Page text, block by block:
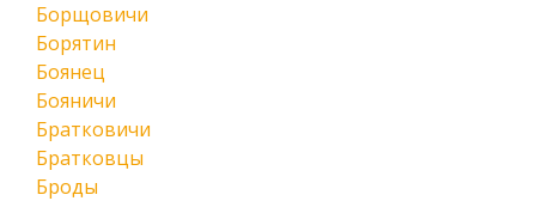
Борщовичи
Борятин
Боянец
Бояничи
Братковичи
Братковцы
Броды